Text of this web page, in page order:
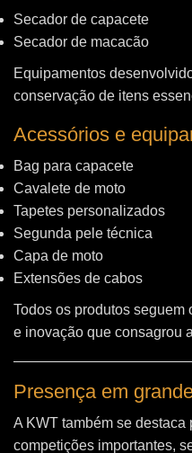
Secador de capacete
Secador de macacão
Equipamentos
conservação de itens
Acessórios e
Bag para capacete
Cavalete de moto
Tapetes personalizados
Segunda pele técnica
Capa de moto
Extensões de cabos
Todos os produtos
e inovação que consagrou
Presença em
A KWT também se destaca
competições importantes,